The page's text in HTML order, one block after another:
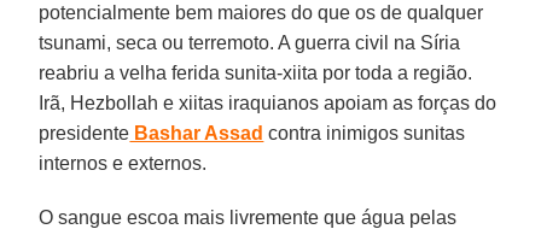
potencialmente bem maiores do que os de qualquer
tsunami, seca ou terremoto. A guerra civil na Síria
reabriu a velha ferida sunita-xiita por toda a região.
Irã, Hezbollah e xiitas iraquianos apoiam as forças do
presidente Bashar Assad contra inimigos sunitas
internos e externos.
O sangue escoa mais livremente que água pelas